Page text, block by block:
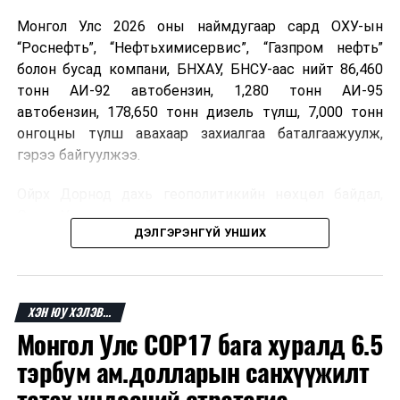
Монгол Улс 2026 оны наймдугаар сард ОХУ-ын
“Роснефть”, “Нефтьхимисервис”, “Газпром нефть”
болон бусад компани, БНХАУ, БНСУ-аас нийт 86,460
тонн АИ-92 автобензин, 1,280 тонн АИ-95
автобензин, 178,650 тонн дизель түлш, 7,000 тонн
онгоцны түлш авахаар захиалгаа баталгаажуулж,
гэрээ байгуулжээ.
Орос, Украины дайнаас шалтгаалсан газрын тосны
үнийн өсөлт дэлхийн зах зээлд буураагүй байна.
дахин өсөж, ОХУ болон бусад эх үүсвэрээс худалдан
авах шатахууны үнэ 1,200-2,000 ам.долларт хүрчээ.
Иймд дотоодын зах зээл дэх үнийн өсөлтийг
сааруулахын тулд гаалийн болон онцгой албан
татварыг тэглэх шаардлага үүссэнийг салбарын сайд
ДЭЛГЭРЭНГҮЙ УНШИХ
ХЭН ЮУ ХЭЛЭВ...
Монгол Улс COP17 бага хуралд 6.5
тэрбум ам.долларын санхүүжилт